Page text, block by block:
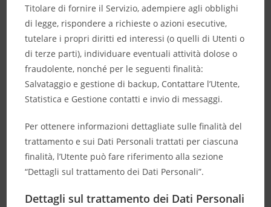
Titolare di fornire il Servizio, adempiere agli obblighi
di legge, rispondere a richieste o azioni esecutive,
tutelare i propri diritti ed interessi (o quelli di Utenti o
di terze parti), individuare eventuali attività dolose o
fraudolente, nonché per le seguenti finalità:
Salvataggio e gestione di backup, Contattare l’Utente,
Statistica e Gestione contatti e invio di messaggi.
Per ottenere informazioni dettagliate sulle finalità del
trattamento e sui Dati Personali trattati per ciascuna
finalità, l’Utente può fare riferimento alla sezione
“Dettagli sul trattamento dei Dati Personali”.
Dettagli sul trattamento dei Dati Personali